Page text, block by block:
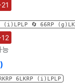
(i)LPLP 🔄️ 66RP
능
6LKRP (i)LPLP